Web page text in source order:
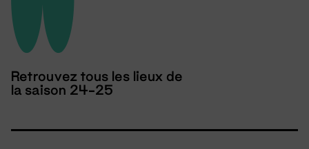
Retrouvez tous les lieux de
la saison 24-25